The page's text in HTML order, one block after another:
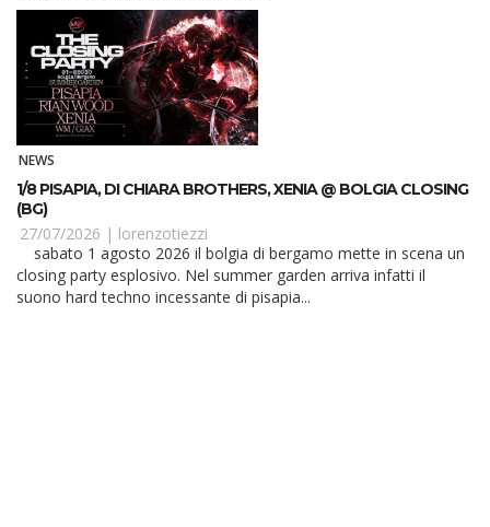
NEWS
1/8 PISAPIA, DI CHIARA BROTHERS, XENIA @ BOLGIA CLOSING
(BG)
27/07/2026 | lorenzotiezzi
closing party esplosivo. Nel summer garden arriva infatti il
suono hard techno incessante di pisapia...